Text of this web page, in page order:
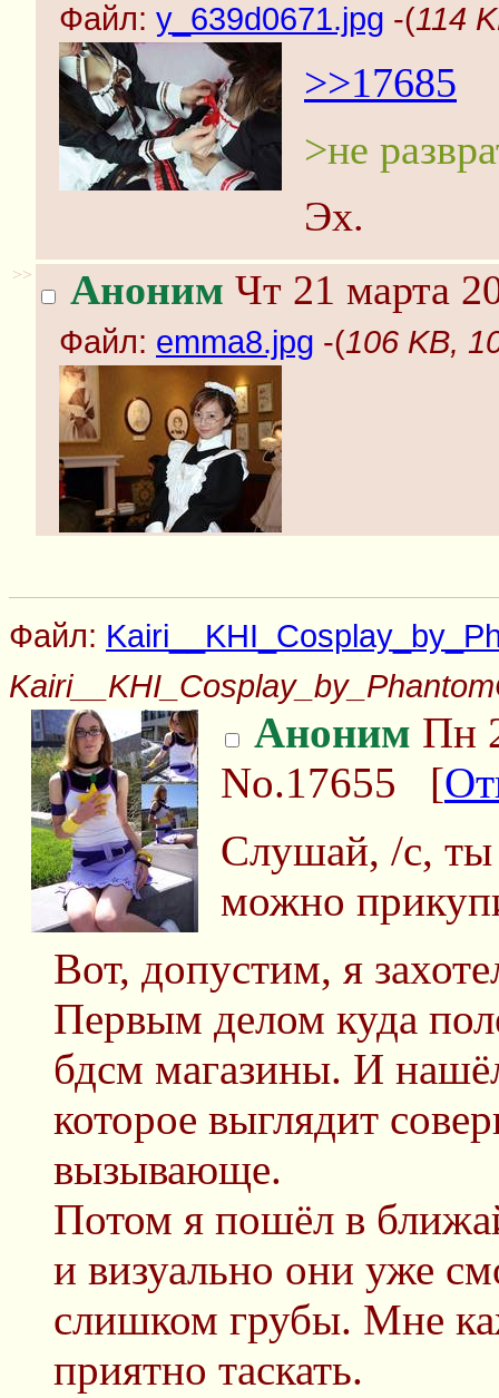
Файл: y_639d0671.jpg -(114
>>17685
>не
Эх.
>> Аноним Чт 21 марта
Файл: emma8.jpg -(106 KB,
Файл:
Аноним Пн
No.17655 [
Слушай, /с, ты
можно
Вот, допустим, я
Первым делом куда
бдсм магазины. И
которое выглядит
вызывающе.
Потом я пошёл в
и визуально они уже
слишком грубы. Мне
приятно таскать.